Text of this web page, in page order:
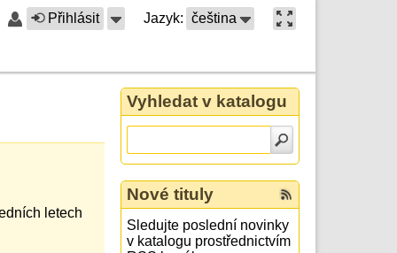
Přihlásit Jazyk: čeština
letech
Vyhledat v katalogu
Nové tituly
Sledujte poslední novinky
v katalogu prostřednictvím